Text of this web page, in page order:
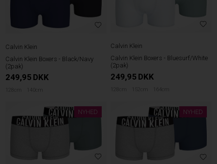
Calvin Klein
Calvin Klein Boxers - Black/Navy
(2pak)
249,95 DKK
128cm 140cm
Calvin Klein
Calvin Klein Boxers - Bluesurf/White
(2pak)
249,95 DKK
128cm 152cm 164cm
NYHED NYHED